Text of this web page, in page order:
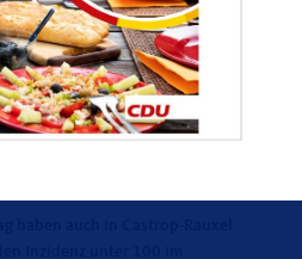
haben auch in Castrop-Rauxel